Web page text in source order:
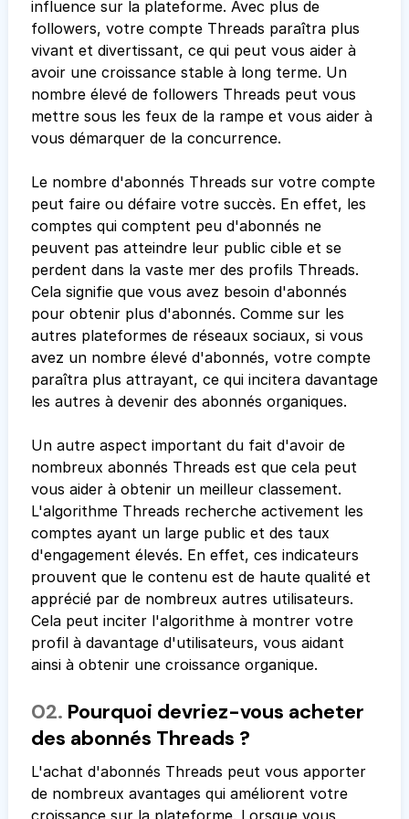
influence sur la plateforme. Avec plus de
followers, votre compte Threads paraîtra plus
vivant et divertissant, ce qui peut vous aider à
avoir une croissance stable à long terme. Un
nombre élevé de followers Threads peut vous
mettre sous les feux de la rampe et vous aider à
vous démarquer de la concurrence.
Le nombre d'abonnés Threads sur votre compte
peut faire ou défaire votre succès. En effet, les
comptes qui comptent peu d'abonnés ne
peuvent pas atteindre leur public cible et se
perdent dans la vaste mer des profils Threads.
Cela signifie que vous avez besoin d'abonnés
pour obtenir plus d'abonnés. Comme sur les
autres plateformes de réseaux sociaux, si vous
avez un nombre élevé d'abonnés, votre compte
paraîtra plus attrayant, ce qui incitera davantage
les autres à devenir des abonnés organiques.
Un autre aspect important du fait d'avoir de
nombreux abonnés Threads est que cela peut
vous aider à obtenir un meilleur classement.
L'algorithme Threads recherche activement les
comptes ayant un large public et des taux
d'engagement élevés. En effet, ces indicateurs
prouvent que le contenu est de haute qualité et
apprécié par de nombreux autres utilisateurs.
Cela peut inciter l'algorithme à montrer votre
profil à davantage d'utilisateurs, vous aidant
ainsi à obtenir une croissance organique.
02. Pourquoi devriez-vous acheter
des abonnés Threads ?
L'achat d'abonnés Threads peut vous apporter
de nombreux avantages qui améliorent votre
croissance sur la plateforme. Lorsque vous